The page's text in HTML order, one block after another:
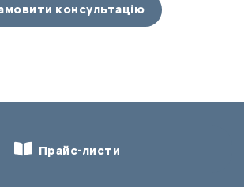
консультацію
Прайс-листи